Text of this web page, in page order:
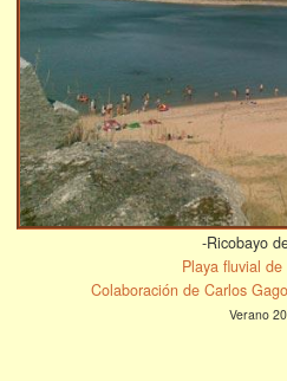
-Ricobayo
Playa fluvial de
Colaboración de Carlos
Verano